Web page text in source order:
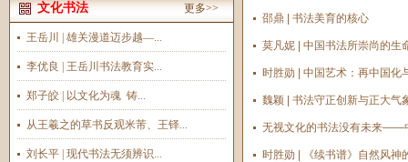
文化书法 更多>>
王岳川 | 雄关漫道迈步越—...
李优良 | 王岳川书法教育实...
郑子皎 | 以文化为魂 铸...
从王羲之的草书反观米芾、王铎...
刘长平 | 现代书法无须辨识...
邵鼎 | 书法美育的核心
莫凡妮 | 中国书法所崇尚的生
时胜勋 | 中国艺术：再中国化
魏颖 | 书法守正创新与正大气
无视文化的书法没有未来——
时胜勋 | 《续书谱》自然风神